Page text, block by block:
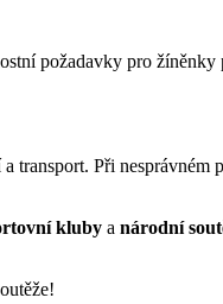
požadavky pro
transport. Při
kluby a národní